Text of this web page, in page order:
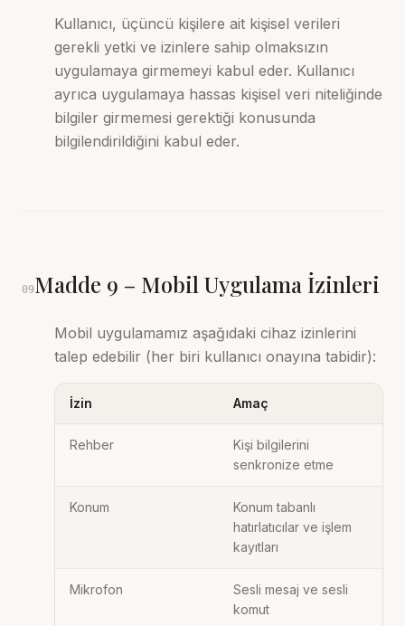
Kullanıcı, üçüncü kişilere ait kişisel verileri
gerekli yetki ve izinlere sahip olmaksızın
uygulamaya girmemeyi kabul eder. Kullanıcı
ayrıca uygulamaya hassas kişisel veri niteliğinde
bilgiler girmemesi gerektiği konusunda
bilgilendirildiğini kabul eder.
09Madde 9 – Mobil Uygulama İzinleri
Mobil uygulamamız aşağıdaki cihaz izinlerini
talep edebilir (her biri kullanıcı onayına tabidir):
İzin Amaç
Rehber
Kişi bilgilerini
senkronize etme
Konum
Konum tabanlı
hatırlatıcılar ve işlem
kayıtları
Mikrofon
Sesli mesaj ve sesli
komut